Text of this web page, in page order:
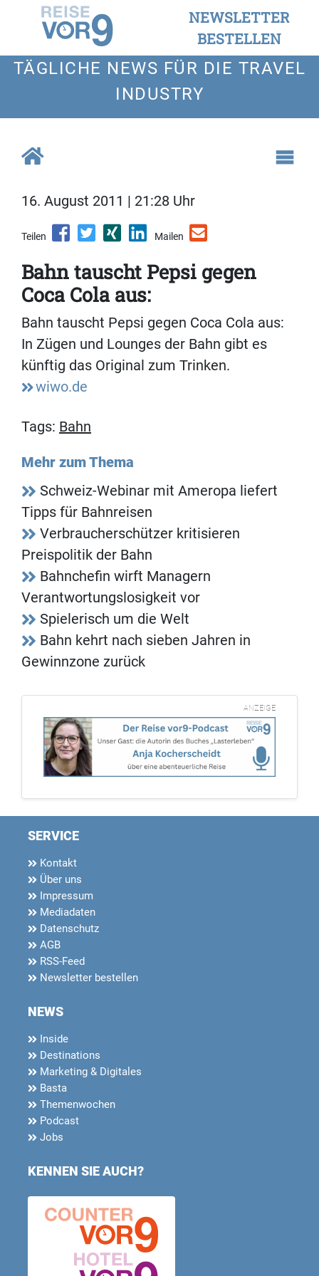
NEWSLETTER
BESTELLEN
TÄGLICHE NEWS FÜR DIE TRAVEL
INDUSTRY
16. August 2011 | 21:28 Uhr
Teilen Mailen
Bahn tauscht Pepsi gegen
Coca Cola aus:
Bahn tauscht Pepsi gegen Coca Cola aus:
In Zügen und Lounges der Bahn gibt es
künftig das Original zum Trinken.
wiwo.de
Tags: Bahn
Mehr zum Thema
Schweiz-Webinar mit Ameropa liefert
Tipps für Bahnreisen
Verbraucherschützer kritisieren
Preispolitik der Bahn
Bahnchefin wirft Managern
Verantwortungslosigkeit vor
Spielerisch um die Welt
Bahn kehrt nach sieben Jahren in
Gewinnzone zurück
ANZEIGE
SERVICE
Kontakt
Über uns
Impressum
Mediadaten
Datenschutz
AGB
RSS-Feed
Newsletter bestellen
NEWS
Inside
Destinations
Marketing & Digitales
Basta
Themenwochen
Podcast
Jobs
KENNEN SIE AUCH?